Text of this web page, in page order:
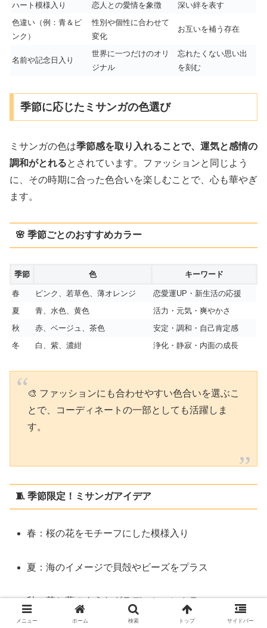
ハート模様入り 恋人との愛情を象徴
深い絆を表す
色違い（例：青＆ピ
ンク）
性別や個性に合わせて
変化
お互いを補う存在
名前や記念日入り
世界に一つだけのオリ
ジナル
忘れたくない思い出
を刻む
季節に応じたミサンガの色選び
ミサンガの色は季節感を取り入れることで、運気と感情の
調和がとれるとされています。ファッションと同じよう
に、その時期に合った色合いを楽しむことで、心も華やぎ
ます。
🌸 季節ごとのおすすめカラー
季節 色 キーワード
春 ピンク、若草色、薄オレンジ
恋愛運UP・新生活の応援
夏
青、水色、黄色
活力・元気・爽やかさ
秋
赤、ベージュ、茶色
安定・調和・自己肯定感
冬
白、紫、濃紺 浄化・静寂・内面の成長
🎨 ファッションにも合わせやすい色合いを選ぶこ
とで、コーディネートの一部としても活躍しま
す。
🧵 季節限定！ミサンガアイデア
春：桜の花をモチーフにした模様入り
夏：海のイメージで貝殻やビーズをプラス
秋：落ち葉のようなグラデーションカラー
メニュー ホーム 検索 トップ サイドバー